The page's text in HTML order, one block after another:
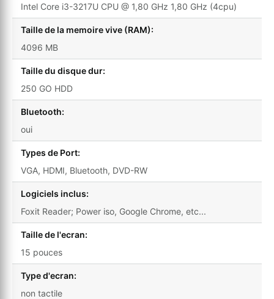
Intel Core i3-3217U CPU @ 1,80 GHz 1,80 GHz (4cpu)
Taille de la memoire vive (RAM):
4096 MB
Taille du disque dur:
250 GO HDD
Bluetooth:
oui
Types de Port:
VGA, HDMI, Bluetooth, DVD-RW
Logiciels inclus:
Foxit Reader; Power iso, Google Chrome, etc...
Taille de l'ecran:
15 pouces
Type d'ecran:
non tactile